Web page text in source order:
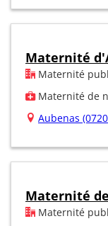
Maternité
Maternité
Maternité de
Aubenas
Maternité
Maternité